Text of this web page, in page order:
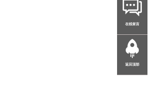
在线留言
返回顶部